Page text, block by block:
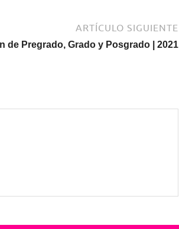
ARTÍCULO SIGUIENTE
de Pregrado, Grado y Posgrado | 2021